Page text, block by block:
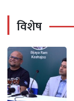
विशेष